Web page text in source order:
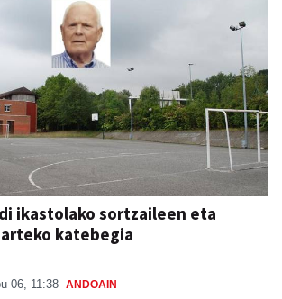
ikastolako sortzaileen eta
katebegia
06, 11:38 ANDOAIN